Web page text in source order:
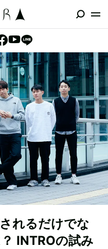
れるだけでな
INTROの試み